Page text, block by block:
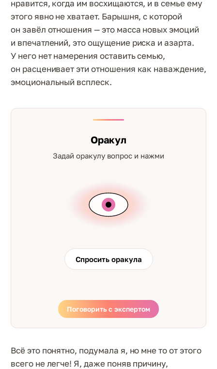
нравится, когда им восхищаются, и в семье ему
этого явно не хватает. Барышня, с которой
он завёл отношения — это масса новых эмоций
и впечатлений, это ощущение риска и азарта.
У него нет намерения оставить семью,
он расценивает эти отношения как наваждение,
эмоциональный всплеск.
Оракул
Задай оракулу вопрос и нажми
Спросить оракула
Поговорить с экспертом
Всё это понятно, подумала я, но мне то от этого
всего не легче! Я, даже поняв причину,